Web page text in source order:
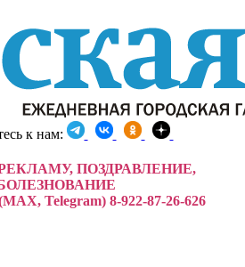
к нам:
ПОЗДРАВЛЕНИЕ,
Telegram) 8-922-87-26-626